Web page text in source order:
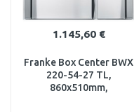
1.145,60 €
Franke Box Center BWX
220-54-27 TL,
860x510mm,